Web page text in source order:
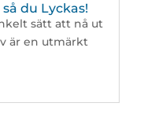
du Lyckas!
sätt att nå ut
är en utmärkt